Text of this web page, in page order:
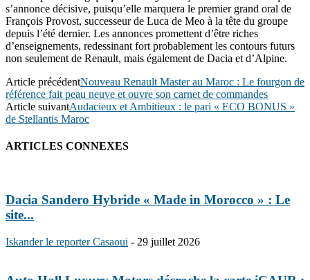
s’annonce décisive, puisqu’elle marquera le premier grand oral de
François Provost, successeur de Luca de Meo à la tête du groupe
depuis l’été dernier. Les annonces promettent d’être riches
d’enseignements, redessinant fort probablement les contours futurs
non seulement de Renault, mais également de Dacia et d’Alpine.
Article précédentNouveau Renault Master au Maroc : Le fourgon de
référence fait peau neuve et ouvre son carnet de commandes
Article suivantAudacieux et Ambitieux : le pari « ECO BONUS »
de Stellantis Maroc
ARTICLES CONNEXES
Dacia Sandero Hybride « Made in Morocco » : Le
site...
Iskander le reporter Casaoui - 29 juillet 2026